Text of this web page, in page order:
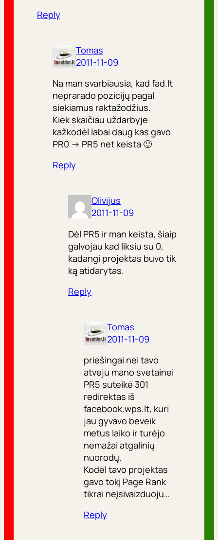
Reply
Tomas
2011-11-09
Na man svarbiausia, kad fad.lt
neprarado pozicijų pagal
siekiamus raktažodžius.
Kiek skaičiau uždarbyje
kažkodėl labai daug kas gavo
PR0 -> PR5 net keista 🙂
Reply
Olivijus
2011-11-09
Dėl PR5 ir man keista, šiaip
galvojau kad liksiu su 0,
kadangi projektas buvo tik
ką atidarytas.
Reply
Tomas
2011-11-09
priešingai nei tavo
atveju mano svetainei
PR5 suteikė 301
redirektas iš
facebook.wps.lt, kuri
jau gyvavo beveik
metus laiko ir turėjo
nemažai atgalinių
nuorodų.
Kodėl tavo projektas
gavo tokį Page Rank
tikrai neįsivaizduoju…
Reply